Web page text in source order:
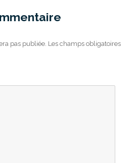
pas publiée. Les champs obligatoires